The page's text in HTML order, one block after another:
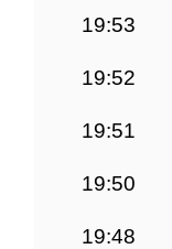
19:53
19:52
19:51
19:50
19:48